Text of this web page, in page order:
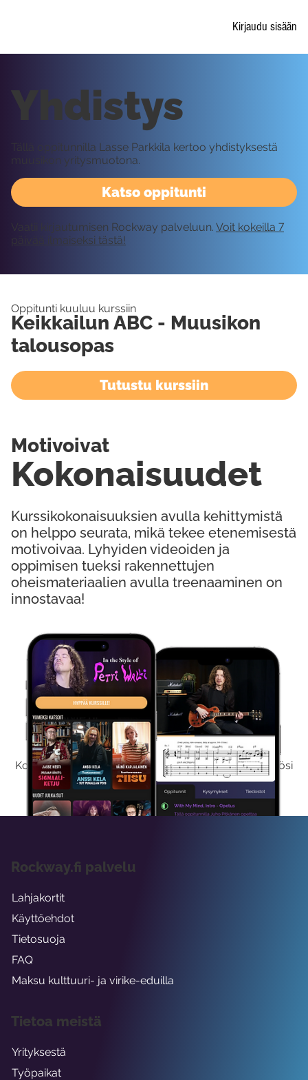
Kirjaudu sisään
Kokeile Ilmaiseksi
Kokeilemalla ilmaiseksi saat koko sisältömme käyttöösi
viikon ajaksi.
Katso oppitunti
Yhdistys
Tällä oppitunnilla Lasse Parkkila kertoo yhdistyksestä
muusikon yritysmuotona.
Vaatii kirjautumisen Rockway palveluun. Voit kokeilla 7
päivää ilmaiseksi tästä!
Oppitunti kuuluu kurssiin
Keikkailun ABC - Muusikon
talousopas
Tutustu kurssiin
Kurssikokonaisuuksien avulla kehittymistä
on helppo seurata, mikä tekee etenemisestä
motivoivaa. Lyhyiden videoiden ja
oppimisen tueksi rakennettujen
oheismateriaalien avulla treenaaminen on
innostavaa!
Kokonaisuudet
Motivoivat
Rockway.fi palvelu
Lahjakortit
Käyttöehdot
Tietosuoja
FAQ
Maksu kulttuuri- ja virike-eduilla
Tietoa meistä
Yrityksestä
Työpaikat